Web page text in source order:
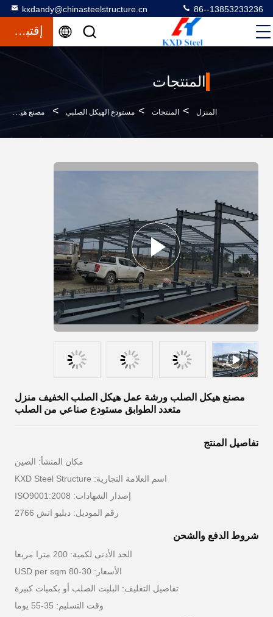
kxdandy@chinasteelstructure.cn 86--13853233236
إقتباس
المنتجات
المنزل > المنتجات > مستودع الهيكل الصلبي > مصنع هيكل الصلب ورشة عمل هيكل الصلب الخفيف منزل متعدد الطوابق مستودع صناعي من الصلب
مصنع هيكل الصلب ورشة عمل هيكل الصلب الخفيف منزل
متعدد الطوابق مستودع صناعي من الصلب
تفاصيل المنتج
مكان المنشأ: الصين
اسم العلامة التجارية: KXD Steel Structure
إصدار الشهادات: ISO9001:2008
رقم الموديل: دبليو اتش 2766
شروط الدفع والشحن
الحد الأدنى لكمية: 200 مترا مربعا
الأسعار: 30-80 USD per sqm
تفاصيل التغليف: البليت الصلب أو بكميات كبيرة
وقت التسليم: 35-55 يوما